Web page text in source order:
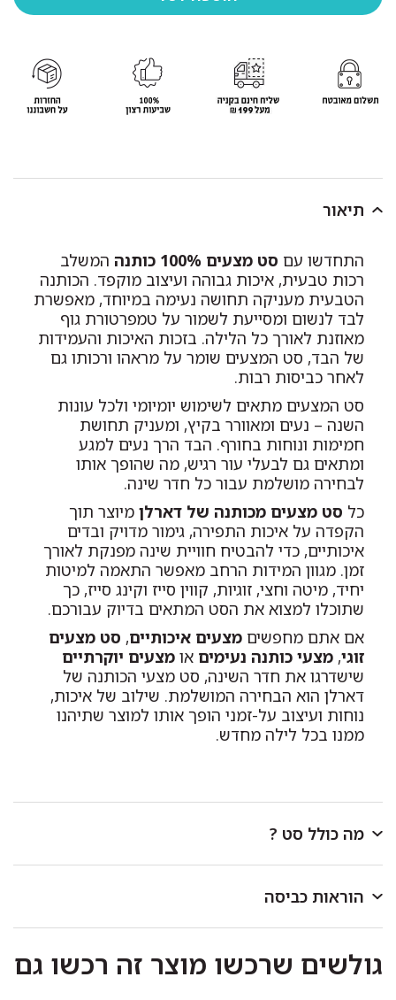
תיאור
התחדשו עם סט מצעים 100% כותנה
המשלב
רכות טבעית, איכות גבוהה ועיצוב מוקפד. הכותנה
הטבעית מעניקה תחושה נעימה במיוחד, מאפשרת
לבד לנשום ומסייעת לשמור על טמפרטורת גוף
מאוזנת לאורך כל הלילה. בזכות האיכות והעמידות
של הבד, סט המצעים שומר על מראהו ורכותו גם
לאחר כביסות רבות.
סט המצעים מתאים לשימוש יומיומי ולכל עונות
השנה – נעים ומאוורר בקיץ, ומעניק תחושת
חמימות ונוחות בחורף. הבד הרך נעים למגע
ומתאים גם לבעלי עור רגיש, מה שהופך אותו
לבחירה מושלמת עבור כל חדר שינה.
כל סט מצעים מכותנה של דארלן מיוצר תוך
הקפדה על איכות התפירה, גימור מדויק ובדים
איכותיים, כדי להבטיח חוויית שינה מפנקת לאורך
זמן. מגוון המידות הרחב מאפשר התאמה למיטות
יחיד, מיטה וחצי, זוגיות, קווין סייז וקינג סייז, כך
שתוכלו למצוא את הסט המתאים בדיוק עבורכם.
אם אתם מחפשים מצעים איכותיים, סט מצעים
זוגי, מצעי כותנה נעימים או מצעים יוקרתיים
שישדרגו את חדר השינה, סט מצעי הכותנה של
דארלן הוא הבחירה המושלמת. שילוב של איכות,
נוחות ועיצוב על-זמני הופך אותו למוצר שתיהנו
ממנו בכל לילה מחדש.
מה כולל סט ?
סט למיטה וחצי
סדין למזרן בגודל 120/200/30 ס"מ וציפה לשמיכת יחיד
הוראות כביסה
40 מעלות.
כביסה ראשונה בנפרד.
גולשים שרכשו מוצר זה רכשו גם